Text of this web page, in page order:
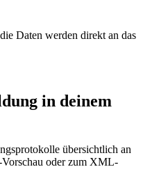
Daten werden direkt an das
in deinem
übersichtlich an
oder zum XML-